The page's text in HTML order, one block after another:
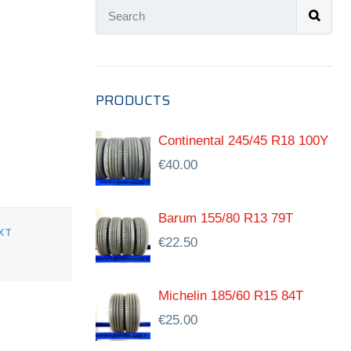
PRODUCTS
Continental 245/45 R18 100Y
€40.00
Barum 155/80 R13 79T
€22.50
Michelin 185/60 R15 84T
€25.00